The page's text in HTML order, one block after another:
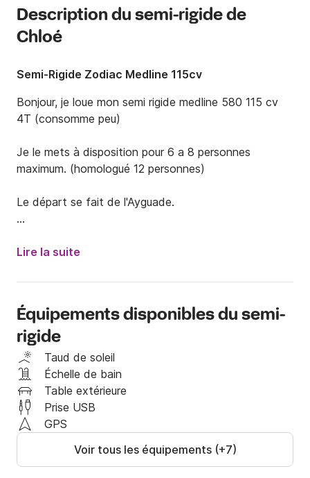
Description du semi-rigide de
Chloé
Semi-Rigide Zodiac Medline 115cv
Bonjour, je loue mon semi rigide medline 580 115 cv
4T (consomme peu)
Je le mets à disposition pour 6 a 8 personnes
maximum. (homologué 12 personnes)
Le départ se fait de l'Ayguade.
l’ouest la presqu’île de Giens, à l’est plages du
Lavandou, Bormes les mimosas et le fort de
Bregançon
Places de parking sécurisées gratuites disponibles
devant le bateau.
Il possède:
- Taud de soleil
- Bain de soleil avant et arrière
- Sondeur température
- Douchette
Lire la suite
Équipements disponibles du semi-
rigide
Taud de soleil
Échelle de bain
Table extérieure
Prise USB
GPS
Voir tous les équipements (+7)